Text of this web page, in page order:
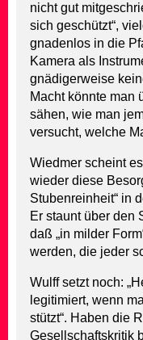
nicht gut
sich geschützt“,
gnadenlos in die
Kamera als
gnädigerweise
Macht könnte man
sähen, wie man
versucht, welche
Wiedmer scheint
wieder diese
Stubenreinheit“ in
Er staunt über den
daß „in milder
werden, die jeder
Wulff setzt noch:
legitimiert, wenn
stützt“. Haben die
Gesellschaftskritik